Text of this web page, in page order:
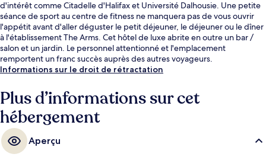
d'intérêt comme Citadelle d'Halifax et Université Dalhousie. Une petite
séance de sport au centre de fitness ne manquera pas de vous ouvrir
l'appétit avant d'aller déguster le petit déjeuner, le déjeuner ou le dîner
à l'établissement The Arms. Cet hôtel de luxe abrite en outre un bar /
salon et un jardin. Le personnel attentionné et l'emplacement
remportent un franc succès auprès des autres voyageurs.
Informations sur le droit de rétractation
Plus d’informations sur cet
hébergement
Aperçu